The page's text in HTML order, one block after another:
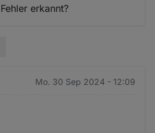
erkannt?
Mo. 30 Sep 2024 - 12:09